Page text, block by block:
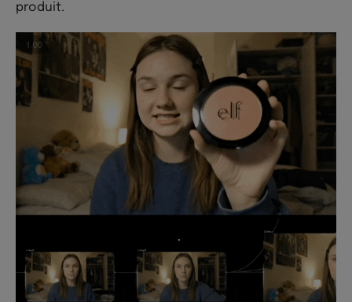
produit.